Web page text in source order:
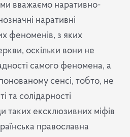
ми вважаємо наративно-
наративні
феноменів, з яких
оскільки вони не
самого феномена, а
сенсі, тобто, не
та солідарності
таких ексклюзивних міфів
православна